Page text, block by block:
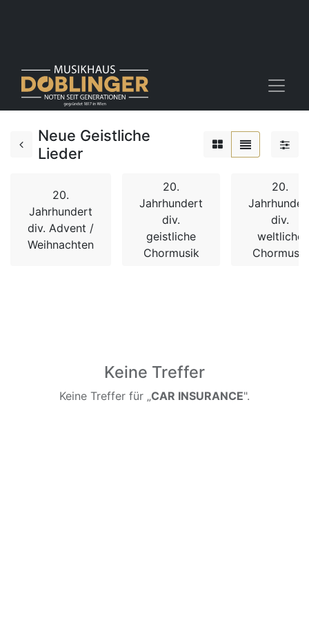
Neue Geistliche
Lieder
20.
Jahrhundert
div. Advent /
Weihnachten
20.
Jahrhundert
div.
geistliche
Chormusik
20.
div.
weltliche
Chormusik
Keine Treffer
Keine Treffer für „CAR INSURANCE".